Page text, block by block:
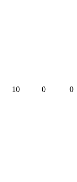
10 0 0